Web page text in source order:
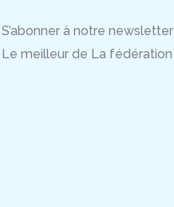
S’abonner à notre newsletter
Le meilleur de La fédération